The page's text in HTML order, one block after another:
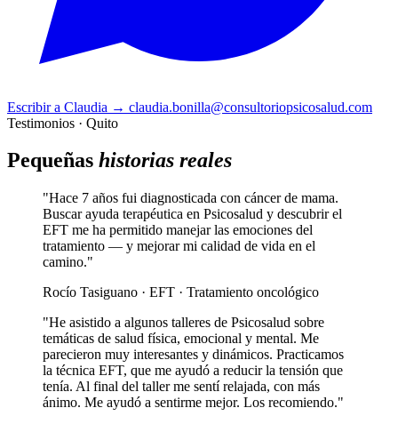
Escribir a Claudia → claudia.bonilla@consultoriopsicosalud.com
Testimonios · Quito
Pequeñas historias reales
"Hace 7 años fui diagnosticada con cáncer de mama.
Buscar ayuda terapéutica en Psicosalud y descubrir el
EFT me ha permitido manejar las emociones del
tratamiento — y mejorar mi calidad de vida en el
camino."
Rocío Tasiguano · EFT · Tratamiento oncológico
"He asistido a algunos talleres de Psicosalud sobre
temáticas de salud física, emocional y mental. Me
parecieron muy interesantes y dinámicos. Practicamos
la técnica EFT, que me ayudó a reducir la tensión que
tenía. Al final del taller me sentí relajada, con más
ánimo. Me ayudó a sentirme mejor. Los recomiendo."